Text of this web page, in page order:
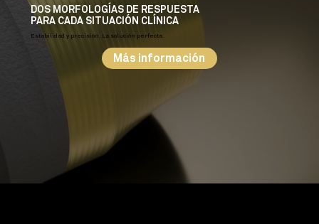
DOS MORFOLOGÍAS DE RESPUESTA
PARA CADA SITUACIÓN CLÍNICA
Estabilidad y precisión. La solución perfecta.
Más información